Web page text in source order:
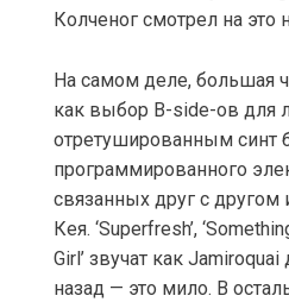
Колченог смотрел на это
На самом деле, большая
как выбор B-side-ов для
отретушированным синт
программированного
связанных друг с
Кея. ‘Superfresh’,
Girl’ звучат как
назад — это мило. В